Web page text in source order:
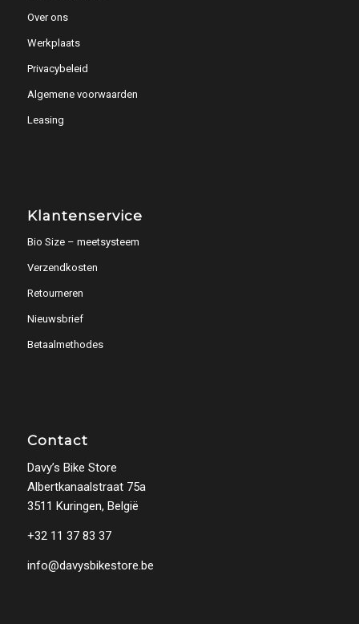
Over ons
Werkplaats
Privacybeleid
Algemene voorwaarden
Leasing
Klantenservice
Bio Size – meetsysteem
Verzendkosten
Retourneren
Nieuwsbrief
Betaalmethodes
Contact
Davy’s Bike Store
Albertkanaalstraat 75a
3511 Kuringen, België
+32 11 37 83 37
info@davysbikestore.be